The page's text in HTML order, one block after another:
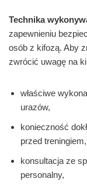
Technika
zapewnieniu
osób z kifozą. Aby
zwrócić uwagę na
właściwe
urazów,
konieczność
przed treningiem,
konsultacja ze
personalny,